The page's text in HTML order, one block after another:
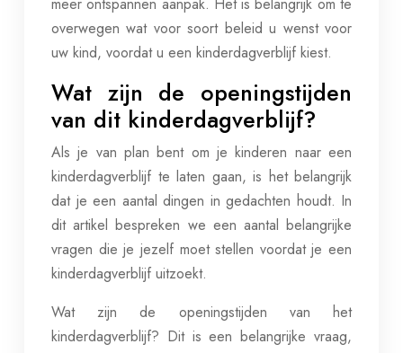
overwegen wat voor soort beleid u wenst voor
uw kind, voordat u een kinderdagverblijf kiest.
Wat zijn de openingstijden
van dit kinderdagverblijf?
Als je van plan bent om je kinderen naar een
kinderdagverblijf te laten gaan, is het belangrijk
dat je een aantal dingen in gedachten houdt. In
dit artikel bespreken we een aantal belangrijke
vragen die je jezelf moet stellen voordat je een
kinderdagverblijf uitzoekt.
Wat zijn de openingstijden van het
kinderdagverblijf? Dit is een belangrijke vraag,